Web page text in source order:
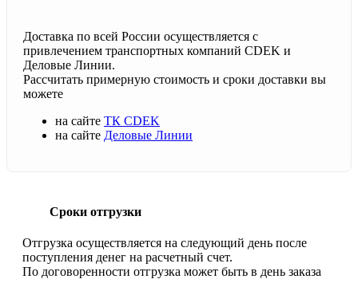
Доставка по всей России осуществляется с
привлечением транспортных компаний CDEK и
Деловые Линии.
Рассчитать примерную стоимость и сроки доставки вы
можете
на сайте ТК CDEK
на сайте Деловые Линии
Сроки отгрузки
Отгрузка осуществляется на следующий день после
поступления денег на расчетный счет.
По договоренности отгрузка может быть в день заказа